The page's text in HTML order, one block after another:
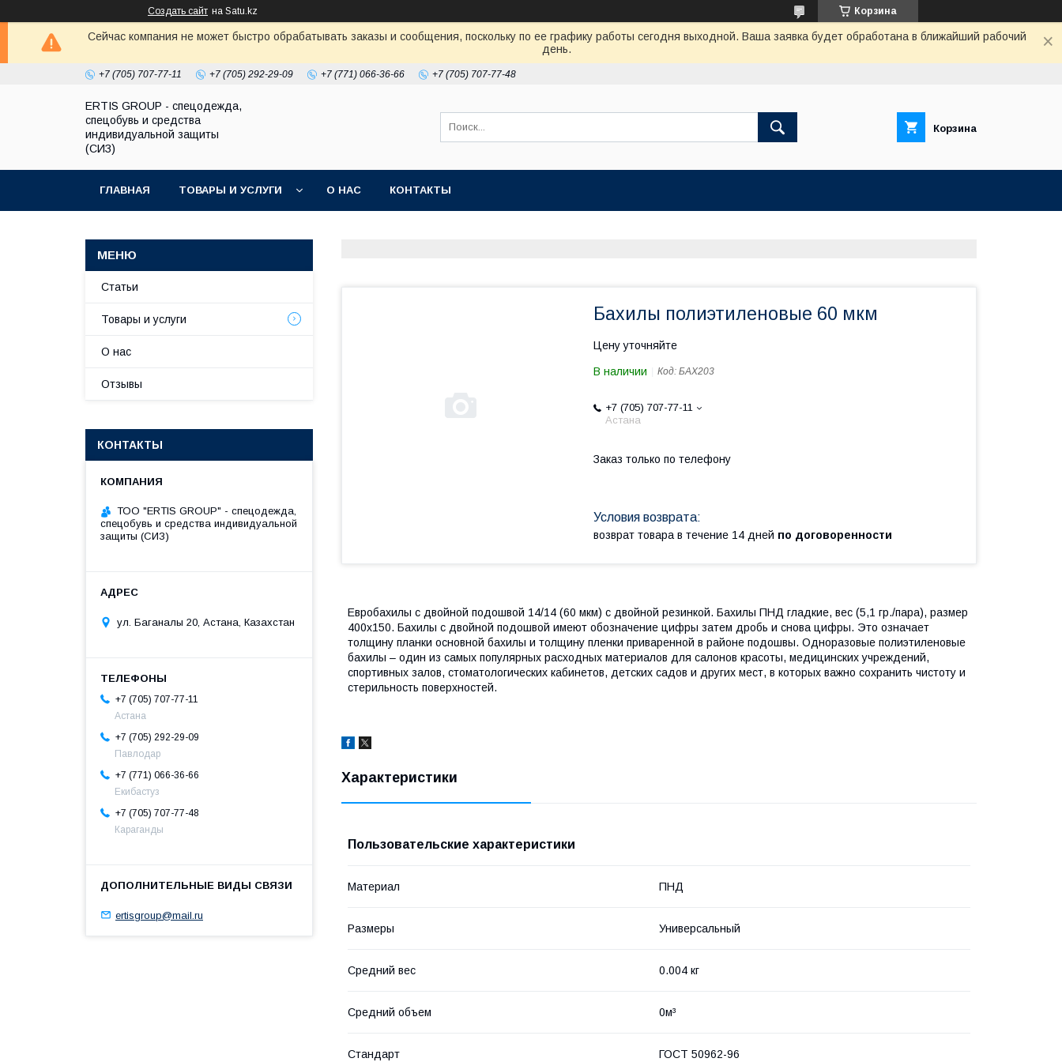
Создать сайт на Satu.kz Корзина
Сейчас компания не может быстро обрабатывать заказы и сообщения, поскольку по ее графику работы сегодня выходной. Ваша заявка будет обработана в ближайший рабочий
день.
+7 (705) 707-77-11 +7 (705) 292-29-09 +7 (771) 066-36-66 +7 (705) 707-77-48
ERTIS GROUP - спецодежда,
спецобувь и средства
индивидуальной защиты
(СИЗ)
Корзина
ГЛАВНАЯ ТОВАРЫ И УСЛУГИ О НАС КОНТАКТЫ
Бахилы полиэтиленовые 60 мкм
Цену уточняйте
В наличии Код: БАХ203
+7 (705) 707-77-11
Астана
Заказ только по телефону
возврат товара в течение 14 дней по договоренности
Евробахилы с двойной подошвой 14/14 (60 мкм) с двойной резинкой. Бахилы ПНД гладкие, вес (5,1 гр./пара), размер
400х150. Бахилы с двойной подошвой имеют обозначение цифры затем дробь и снова цифры. Это означает
толщину планки основной бахилы и толщину пленки приваренной в районе подошвы. Одноразовые полиэтиленовые
бахилы – один из самых популярных расходных материалов для салонов красоты, медицинских учреждений,
спортивных залов, стоматологических кабинетов, детских садов и других мест, в которых важно сохранить чистоту и
стерильность поверхностей.
Характеристики
Пользовательские характеристики
Материал ПНД
Размеры Универсальный
Средний вес 0.004 кг
Средний объем 0м³
Стандарт ГОСТ 50962-96
Статьи
Товары и услуги
О нас
Отзывы
КОНТАКТЫ
ТОО "ERTIS GROUP" - спецодежда,
спецобувь и средства индивидуальной
защиты (СИЗ)
ул. Баганалы 20, Астана, Казахстан
+7 (705) 707-77-11
Астана
+7 (705) 292-29-09
Павлодар
+7 (771) 066-36-66
Екибастуз
+7 (705) 707-77-48
Караганды
ertisgroup@mail.ru